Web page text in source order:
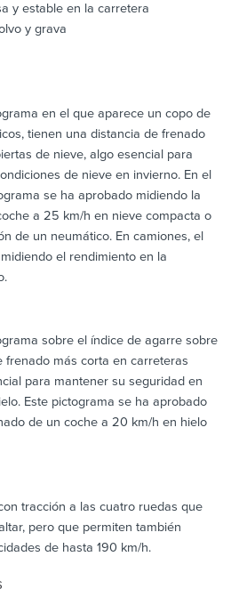
y estable en la carretera
y grava
en el que aparece un copo de
tienen una distancia de frenado
de nieve, algo esencial para
de nieve en invierno. En el
se ha aprobado midiendo la
a 25 km/h en nieve compacta o
de un neumático. En camiones, el
el rendimiento en la
sobre el índice de agarre sobre
frenado más corta en carreteras
para mantener su seguridad en
Este pictograma se ha aprobado
de un coche a 20 km/h en hielo
tracción a las cuatro ruedas que
pero que permiten también
de hasta 190 km/h.